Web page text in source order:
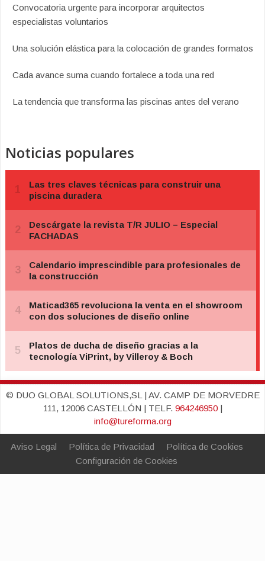
Convocatoria urgente para incorporar arquitectos
especialistas voluntarios
Una solución elástica para la colocación de grandes formatos
Cada avance suma cuando fortalece a toda una red
La tendencia que transforma las piscinas antes del verano
Noticias populares
© DUO GLOBAL SOLUTIONS,SL | AV. CAMP DE MORVEDRE
111, 12006 CASTELLÓN | TELF. 964246950|
info@tureforma.org
Aviso Legal Política de Privacidad
Política de Cookies
Configuración de Cookies